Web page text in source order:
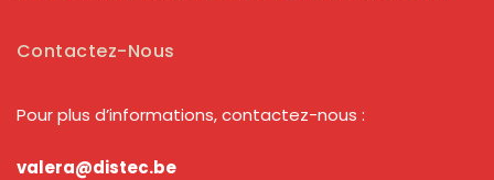
Contactez-Nous
Pour plus d’informations, contactez-nous :
valera@distec.be